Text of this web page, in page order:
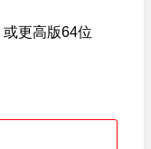
更高版64位